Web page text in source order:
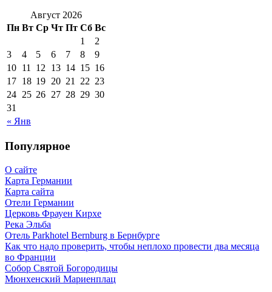
Август 2026
Пн Вт Ср Чт Пт Сб Вс
« Янв
1
2
3
4 5 6 7 8
9
10 11 12 13 14 15 16
17 18 19 20 21 22 23
24 25 26 27 28 29 30
31
Популярное
О сайте
Карта Германии
Карта сайта
Отели Германии
Церковь Фрауен Кирхе
Река Эльба
Отель Parkhotel Bernburg в Бернбурге
Как что надо проверить, чтобы неплохо провести два месяца
во Франции
Собор Святой Богородицы
Мюнхенский Мариенплац